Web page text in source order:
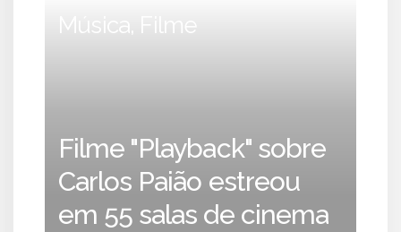
Música, Filme
Filme "Playback" sobre
Carlos Paião estreou
em 55 salas de cinema